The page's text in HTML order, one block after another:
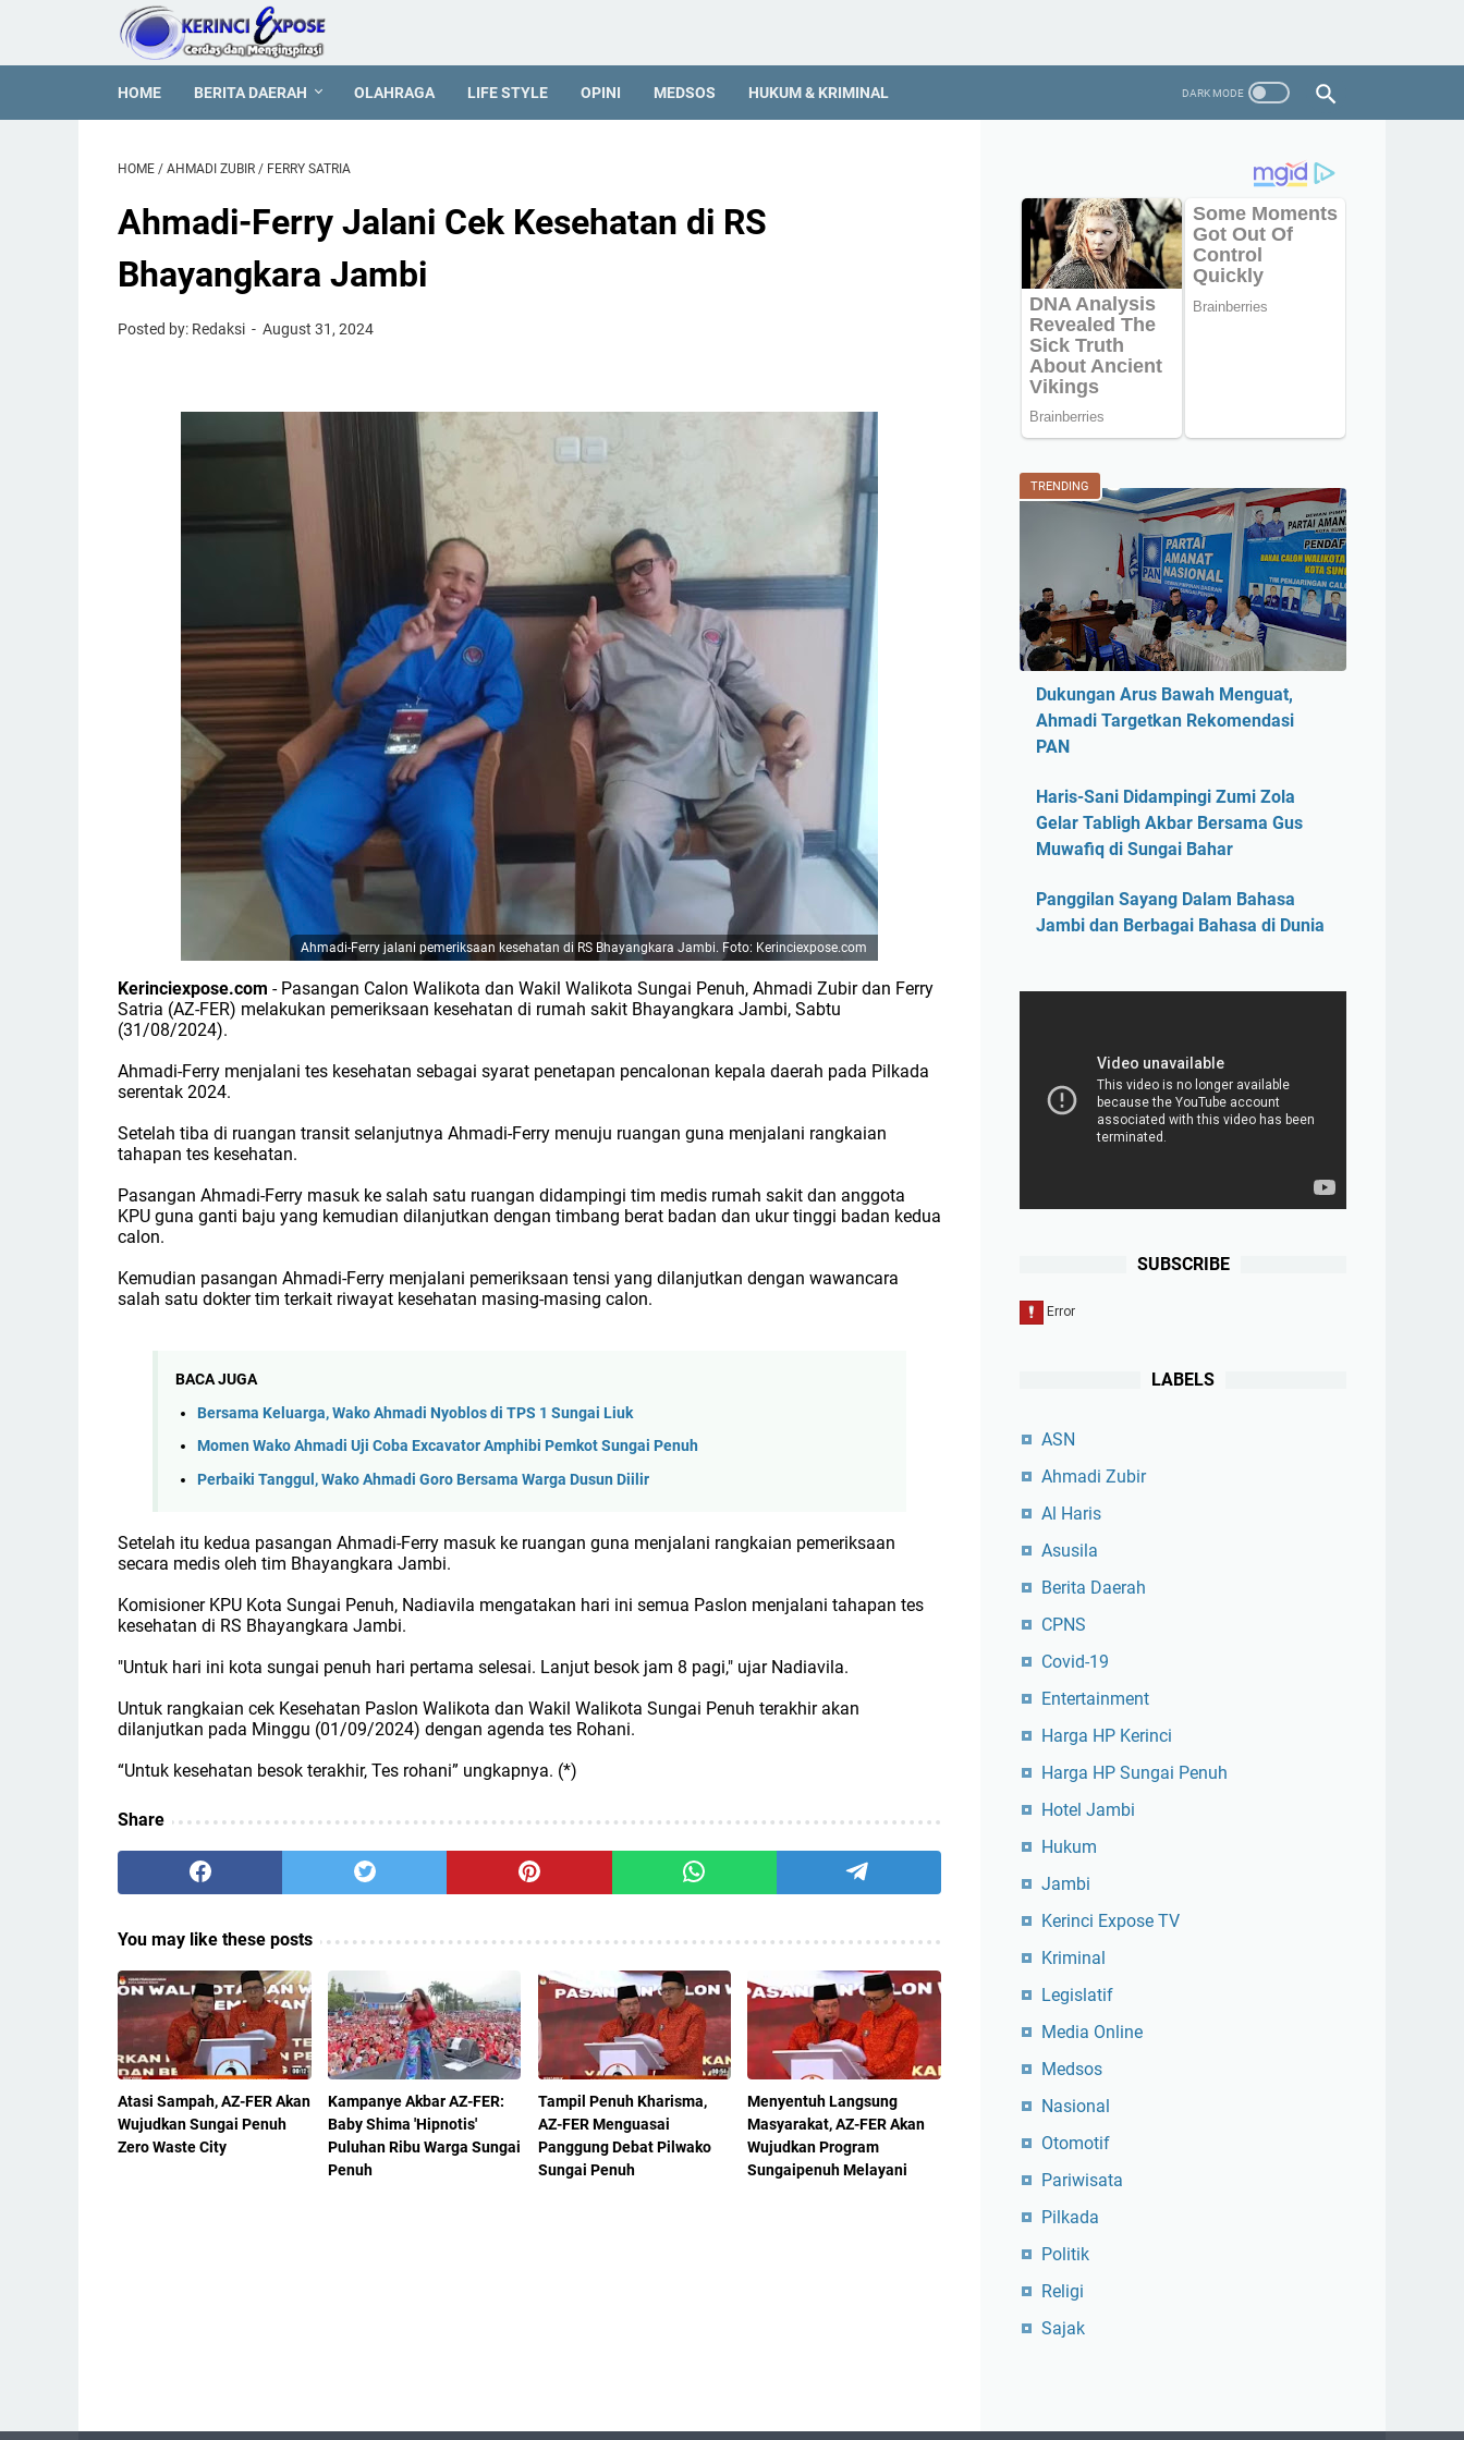
HOME BERITA DAERAH OLAHRAGA LIFE STYLE OPINI MEDSOS HUKUM & KRIMINAL
HOME / AHMADI ZUBIR / FERRY SATRIA
Ahmadi-Ferry Jalani Cek Kesehatan di RS
Bhayangkara Jambi
Posted by: Redaksi August 31, 2024
Ahmadi-Ferry jalani pemeriksaan kesehatan di RS Bhayangkara Jambi. Foto: Kerinciexpose.com
Kerinciexpose.com - Pasangan Calon Walikota dan Wakil Walikota Sungai Penuh, Ahmadi Zubir dan Ferry
Satria (AZ-FER) melakukan pemeriksaan kesehatan di rumah sakit Bhayangkara Jambi, Sabtu
(31/08/2024).
Ahmadi-Ferry menjalani tes kesehatan sebagai syarat penetapan pencalonan kepala daerah pada Pilkada
serentak 2024.
Setelah tiba di ruangan transit selanjutnya Ahmadi-Ferry menuju ruangan guna menjalani rangkaian
tahapan tes kesehatan.
Pasangan Ahmadi-Ferry masuk ke salah satu ruangan didampingi tim medis rumah sakit dan anggota
KPU guna ganti baju yang kemudian dilanjutkan dengan timbang berat badan dan ukur tinggi badan kedua
calon.
Kemudian pasangan Ahmadi-Ferry menjalani pemeriksaan tensi yang dilanjutkan dengan wawancara
salah satu dokter tim terkait riwayat kesehatan masing-masing calon.
BACA JUGA
Bersama Keluarga, Wako Ahmadi Nyoblos di TPS 1 Sungai Liuk
Momen Wako Ahmadi Uji Coba Excavator Amphibi Pemkot Sungai Penuh
Perbaiki Tanggul, Wako Ahmadi Goro Bersama Warga Dusun Diilir
Setelah itu kedua pasangan Ahmadi-Ferry masuk ke ruangan guna menjalani rangkaian pemeriksaan
secara medis oleh tim Bhayangkara Jambi.
Komisioner KPU Kota Sungai Penuh, Nadiavila mengatakan hari ini semua Paslon menjalani tahapan tes
kesehatan di RS Bhayangkara Jambi.
"Untuk hari ini kota sungai penuh hari pertama selesai. Lanjut besok jam 8 pagi," ujar Nadiavila.
Untuk rangkaian cek Kesehatan Paslon Walikota dan Wakil Walikota Sungai Penuh terakhir akan
dilanjutkan pada Minggu (01/09/2024) dengan agenda tes Rohani.
“Untuk kesehatan besok terakhir, Tes rohani” ungkapnya. (*)
Share
You may like these posts
Atasi Sampah, AZ-FER Akan
Wujudkan Sungai Penuh
Zero Waste City
Kampanye Akbar AZ-FER:
Baby Shima 'Hipnotis'
Puluhan Ribu Warga Sungai
Penuh
Tampil Penuh Kharisma,
AZ-FER Menguasai
Panggung Debat Pilwako
Sungai Penuh
Menyentuh Langsung
Masyarakat, AZ-FER Akan
Wujudkan Program
Sungaipenuh Melayani
TRENDING
Dukungan Arus Bawah Menguat,
Ahmadi Targetkan Rekomendasi
PAN
Haris-Sani Didampingi Zumi Zola
Gelar Tabligh Akbar Bersama Gus
Muwafiq di Sungai Bahar
Panggilan Sayang Dalam Bahasa
Jambi dan Berbagai Bahasa di Dunia
SUBSCRIBE
LABELS
ASN
Ahmadi Zubir
Al Haris
Asusila
Berita Daerah
CPNS
Covid-19
Entertainment
Harga HP Kerinci
Harga HP Sungai Penuh
Hotel Jambi
Hukum
Jambi
Kerinci Expose TV
Kriminal
Legislatif
Media Online
Medsos
Nasional
Otomotif
Pariwisata
Pilkada
Politik
Religi
Sajak